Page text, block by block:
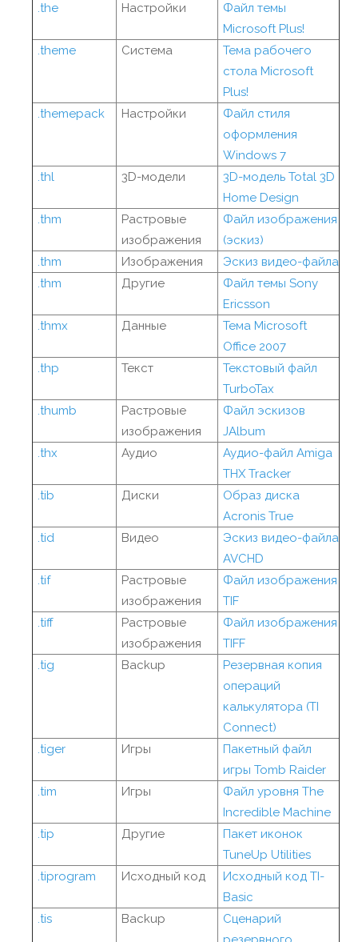
.the
Настройки
Файл темы
Microsoft Plus!
.theme
Система
Тема рабочего
стола Microsoft
Plus!
.themepack
Настройки
Файл стиля
оформления
Windows 7
.thl
3D-модели
3D-модель Total 3D
Home Design
.thm
Растровые
изображения
Файл изображения
(эскиз)
.thm
Изображения
Эскиз видео-файла
.thm
Другие
Файл темы Sony
Ericsson
.thmx
Данные
Тема Microsoft
Office 2007
.thp
Текст
Текстовый файл
TurboTax
.thumb
Растровые
изображения
Файл эскизов
JAlbum
.thx
Аудио
Аудио-файл Amiga
THX Tracker
.tib
Диски
Образ диска
Acronis True
.tid
Видео
Эскиз видео-файла
AVCHD
.tif
Растровые
изображения
Файл изображения
TIF
.tiff
Растровые
изображения
Файл изображения
TIFF
.tig
Backup
Резервная копия
операций
калькулятора (TI
Connect)
.tiger
Игры
Пакетный файл
игры Tomb Raider
.tim
Игры
Файл уровня The
Incredible Machine
.tip
Другие
Пакет иконок
TuneUp Utilities
.tiprogram
Исходный код
Исходный код TI-
Basic
.tis
Backup
Сценарий